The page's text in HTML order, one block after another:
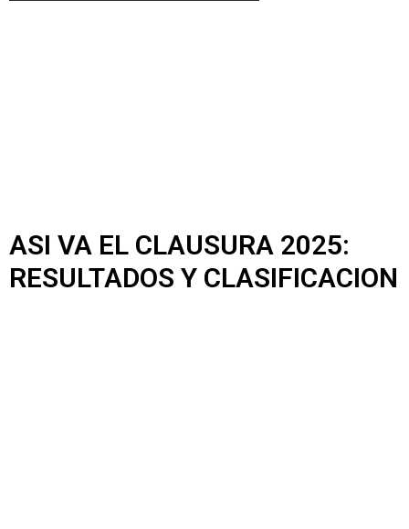
ASI VA EL CLAUSURA 2025:
RESULTADOS Y CLASIFICACION